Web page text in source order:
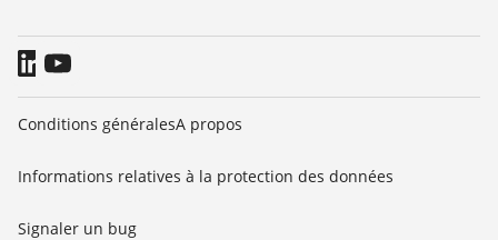
Conditions généralesA propos
Informations relatives à la protection des données
Signaler un bug